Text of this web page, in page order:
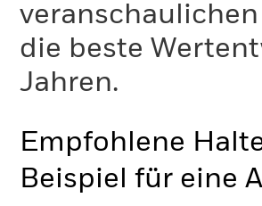
die beste
Jahren.
Empfohlene
Beispiel für eine